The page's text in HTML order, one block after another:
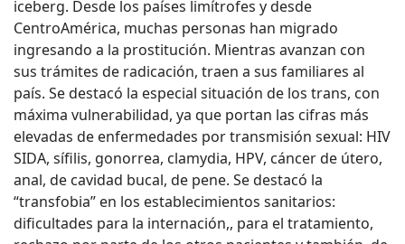
iceberg. Desde los países limítrofes y desde
CentroAmérica, muchas personas han migrado
ingresando a la prostitución. Mientras avanzan con
sus trámites de radicación, traen a sus familiares al
país. Se destacó la especial situación de los trans, con
máxima vulnerabilidad, ya que portan las cifras más
elevadas de enfermedades por transmisión sexual: HIV
SIDA, sífilis, gonorrea, clamydia, HPV, cáncer de útero,
anal, de cavidad bucal, de pene. Se destacó la
“transfobia” en los establecimientos sanitarios:
dificultades para la internación,, para el tratamiento,